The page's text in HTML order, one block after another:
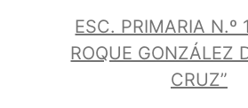
ESC. PRIMARIA N.º
ROQUE GONZÁLEZ
CRUZ”